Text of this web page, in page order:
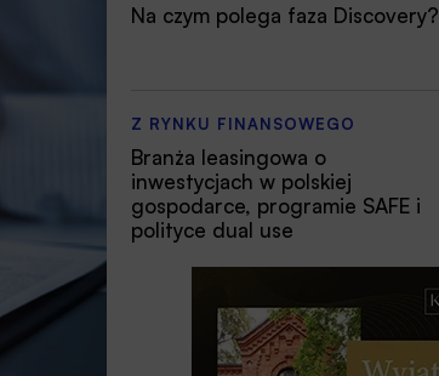
Na czym polega faza Discovery?
Z RYNKU FINANSOWEGO
Branża leasingowa o
inwestycjach w polskiej
gospodarce, programie SAFE i
polityce dual use